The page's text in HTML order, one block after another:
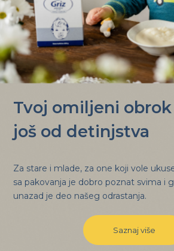
Tvoj omiljeni obrok
još od detinjstva
Za stare i mlade, za one koji vole
sa pakovanja je dobro poznat svima i
unazad je deo našeg odrastanja.
Saznaj više